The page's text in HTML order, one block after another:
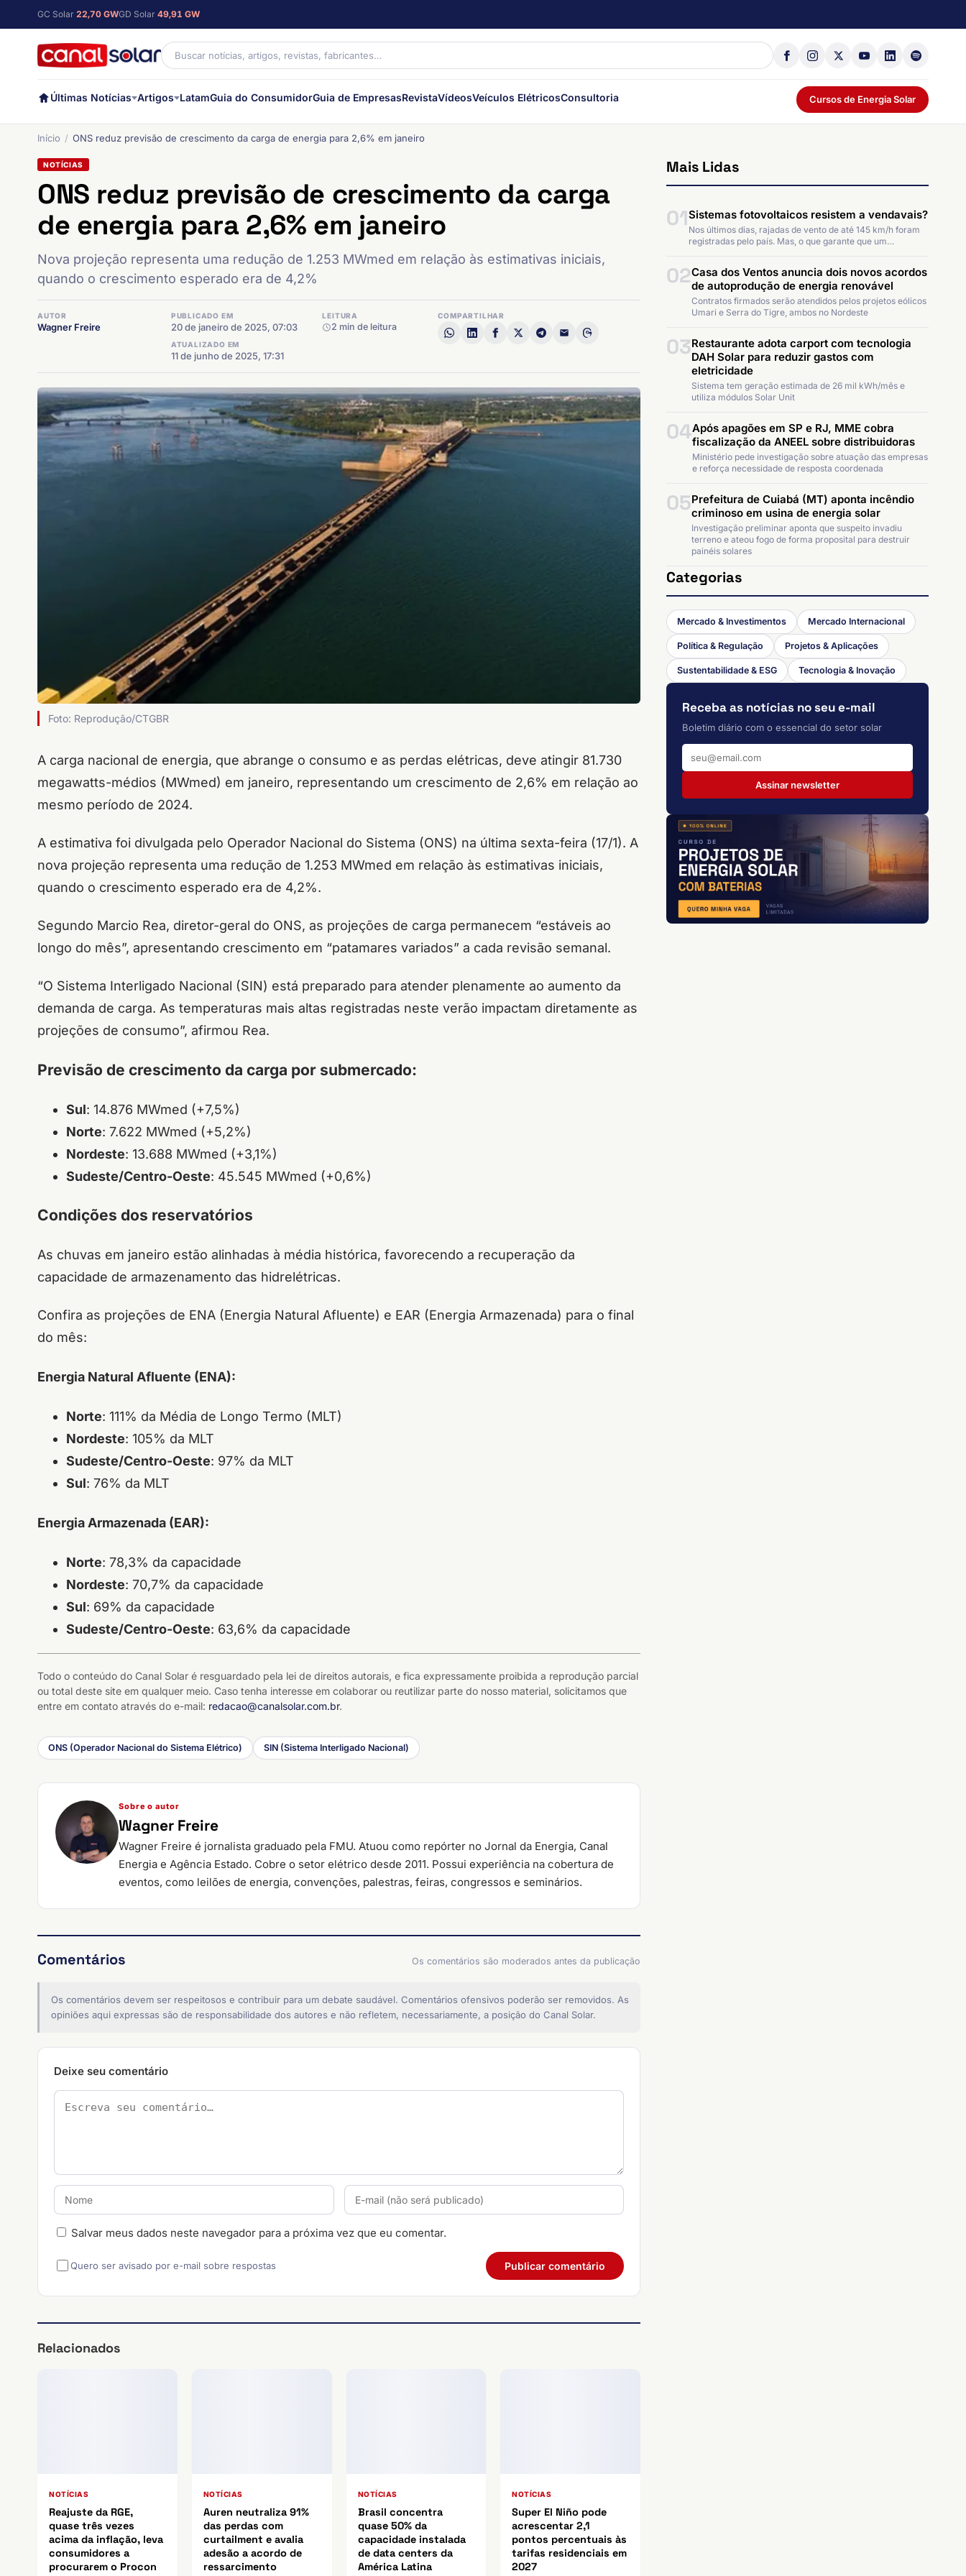
GC Solar 22,70 GWGD Solar 49,91 GW
Últimas Notícias Artigos LatamGuia do ConsumidorGuia de EmpresasRevistaVídeosVeículos ElétricosConsultoria Cursos de Energia Solar
Início ONS reduz previsão de crescimento da carga de energia para 2,6% em janeiro
NOTÍCIAS
ONS reduz previsão de crescimento da carga
de energia para 2,6% em janeiro
Nova projeção representa uma redução de 1.253 MWmed em relação às estimativas iniciais,
quando o crescimento esperado era de 4,2%
AUTOR
Wagner Freire
PUBLICADO EM
20 de janeiro de 2025, 07:03
ATUALIZADO EM
11 de junho de 2025, 17:31
LEITURA
2 min de leitura
COMPARTILHAR
Foto: Reprodução/CTGBR
A carga nacional de energia, que abrange o consumo e as perdas elétricas, deve atingir 81.730
megawatts-médios (MWmed) em janeiro, representando um crescimento de 2,6% em relação ao
mesmo período de 2024.
A estimativa foi divulgada pelo Operador Nacional do Sistema (ONS) na última sexta-feira (17/1). A
nova projeção representa uma redução de 1.253 MWmed em relação às estimativas iniciais,
quando o crescimento esperado era de 4,2%.
Segundo Marcio Rea, diretor-geral do ONS, as projeções de carga permanecem “estáveis ao
longo do mês”, apresentando crescimento em “patamares variados” a cada revisão semanal.
“O Sistema Interligado Nacional (SIN) está preparado para atender plenamente ao aumento da
demanda de carga. As temperaturas mais altas registradas neste verão impactam diretamente as
projeções de consumo”, afirmou Rea.
Previsão de crescimento da carga por submercado:
Sul: 14.876 MWmed (+7,5%)
Norte: 7.622 MWmed (+5,2%)
Nordeste: 13.688 MWmed (+3,1%)
Sudeste/Centro-Oeste: 45.545 MWmed (+0,6%)
Condições dos reservatórios
As chuvas em janeiro estão alinhadas à média histórica, favorecendo a recuperação da
capacidade de armazenamento das hidrelétricas.
Confira as projeções de ENA (Energia Natural Afluente) e EAR (Energia Armazenada) para o final
do mês:
Energia Natural Afluente (ENA):
Norte: 111% da Média de Longo Termo (MLT)
Nordeste: 105% da MLT
Sudeste/Centro-Oeste: 97% da MLT
Sul: 76% da MLT
Energia Armazenada (EAR):
Norte: 78,3% da capacidade
Nordeste: 70,7% da capacidade
Sul: 69% da capacidade
Sudeste/Centro-Oeste: 63,6% da capacidade
Todo o conteúdo do Canal Solar é resguardado pela lei de direitos autorais, e fica expressamente proibida a reprodução parcial
ou total deste site em qualquer meio. Caso tenha interesse em colaborar ou reutilizar parte do nosso material, solicitamos que
entre em contato através do e-mail: redacao@canalsolar.com.br.
ONS (Operador Nacional do Sistema Elétrico) SIN (Sistema Interligado Nacional)
Sobre o autor
Wagner Freire
Wagner Freire é jornalista graduado pela FMU. Atuou como repórter no Jornal da Energia, Canal
Energia e Agência Estado. Cobre o setor elétrico desde 2011. Possui experiência na cobertura de
eventos, como leilões de energia, convenções, palestras, feiras, congressos e seminários.
Comentários Os comentários são moderados antes da publicação
Os comentários devem ser respeitosos e contribuir para um debate saudável. Comentários ofensivos poderão ser removidos. As
opiniões aqui expressas são de responsabilidade dos autores e não refletem, necessariamente, a posição do Canal Solar.
Deixe seu comentário
Salvar meus dados neste navegador para a próxima vez que eu comentar.
Quero ser avisado por e-mail sobre respostas
Relacionados
NOTÍCIAS
Reajuste da RGE,
quase três vezes
acima da inflação, leva
consumidores a
procurarem o Procon
NOTÍCIAS
Auren neutraliza 91%
das perdas com
curtailment e avalia
adesão a acordo de
ressarcimento
NOTÍCIAS
Brasil concentra
quase 50% da
capacidade instalada
de data centers da
América Latina
NOTÍCIAS
Super El Niño pode
acrescentar 2,1
pontos percentuais às
tarifas residenciais em
2027
Mais Lidas
01Sistemas fotovoltaicos resistem a vendavais?
Nos últimos dias, rajadas de vento de até 145 km/h foram
registradas pelo país. Mas, o que garante que um…
02Casa dos Ventos anuncia dois novos acordos
de autoprodução de energia renovável
Contratos firmados serão atendidos pelos projetos eólicos
Umari e Serra do Tigre, ambos no Nordeste
03Restaurante adota carport com tecnologia
DAH Solar para reduzir gastos com
eletricidade
Sistema tem geração estimada de 26 mil kWh/mês e
utiliza módulos Solar Unit
04Após apagões em SP e RJ, MME cobra
fiscalização da ANEEL sobre distribuidoras
Ministério pede investigação sobre atuação das empresas
e reforça necessidade de resposta coordenada
05Prefeitura de Cuiabá (MT) aponta incêndio
criminoso em usina de energia solar
Investigação preliminar aponta que suspeito invadiu
terreno e ateou fogo de forma proposital para destruir
painéis solares
Categorias
Mercado & Investimentos Mercado Internacional
Política & Regulação Projetos & Aplicações
Sustentabilidade & ESG Tecnologia & Inovação
Receba as notícias no seu e-mail
Boletim diário com o essencial do setor solar
Assinar newsletter